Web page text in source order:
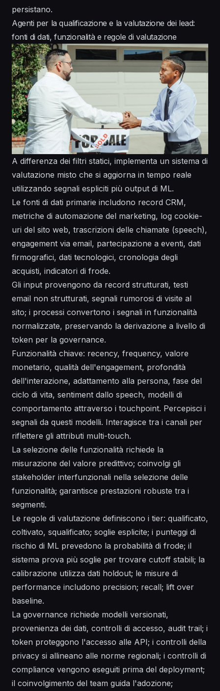
persistano.
Agenti per la qualificazione e la valutazione dei lead:
fonti di dati, funzionalità e regole di valutazione
A differenza dei filtri statici, implementa un sistema di
valutazione misto che si aggiorna in tempo reale
utilizzando segnali espliciti più output di ML.
Le fonti di dati primarie includono record CRM,
metriche di automazione del marketing, log cookie-
uri del sito web, trascrizioni delle chiamate (speech),
engagement via email, partecipazione a eventi, dati
firmografici, dati tecnologici, cronologia degli
acquisti, indicatori di frode.
Gli input provengono da record strutturati, testi
email non strutturati, segnali rumorosi di visite al
sito; i processi convertono i segnali in funzionalità
normalizzate, preservando la derivazione a livello di
token per la governance.
Funzionalità chiave: recency, frequency, valore
monetario, qualità dell'engagement, profondità
dell'interazione, adattamento alla persona, fase del
ciclo di vita, sentiment dallo speech, modelli di
comportamento attraverso i touchpoint. Percepisci i
segnali da questi modelli. Interagisce tra i canali per
riflettere gli attributi multi-touch.
La selezione delle funzionalità richiede la
misurazione del valore predittivo; coinvolgi gli
stakeholder interfunzionali nella selezione delle
funzionalità; garantisce prestazioni robuste tra i
segmenti.
Le regole di valutazione definiscono i tier: qualificato,
coltivato, squalificato; soglie esplicite; i punteggi di
rischio di ML prevedono la probabilità di frode; il
sistema prova più soglie per trovare cutoff stabili; la
calibrazione utilizza dati holdout; le misure di
performance includono precision; recall; lift over
baseline.
La governance richiede modelli versionati,
provenienza dei dati, controlli di accesso, audit trail; i
token proteggono l'accesso alle API; i controlli della
privacy si allineano alle norme regionali; i controlli di
compliance vengono eseguiti prima del deployment;
il coinvolgimento del team guida l'adozione;